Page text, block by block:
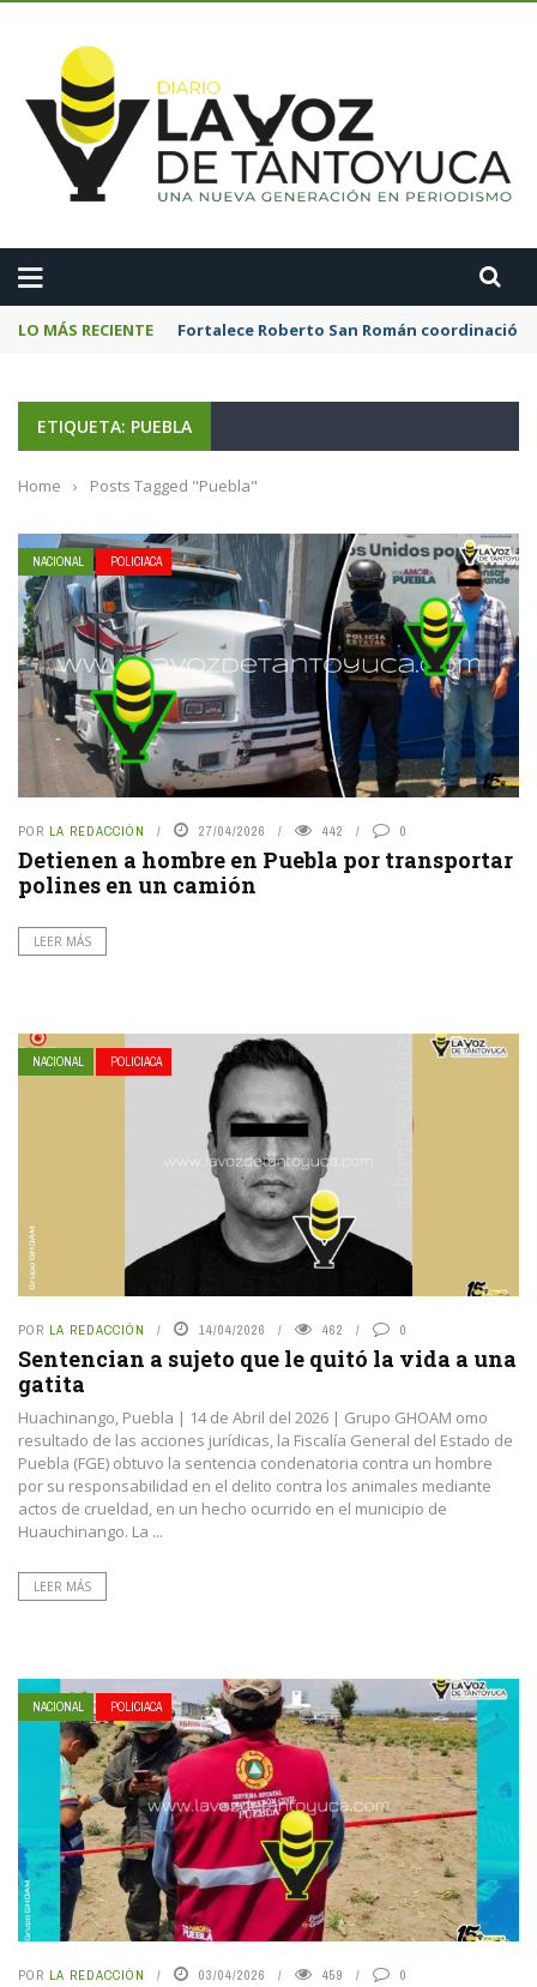
LO MÁS RECIENTE Fortalece Roberto San Román
ETIQUETA: PUEBLA
Home › Posts Tagged "Puebla"
NACIONAL POLICIACA
POR LA REDACCIÓN 27/04/2026 442 0
Detienen a hombre en Puebla por transportar
polines en un camión
LEER MÁS
NACIONAL POLICIACA
POR LA REDACCIÓN 14/04/2026 462 0
Sentencian a sujeto que le quitó la vida a una
gatita
Huachinango, Puebla | 14 de Abril del 2026 | Grupo GHOAM omo
resultado de las acciones jurídicas, la Fiscalía General del Estado de
Puebla (FGE) obtuvo la sentencia condenatoria contra un hombre
por su responsabilidad en el delito contra los animales mediante
actos de crueldad, en un hecho ocurrido en el municipio de
Huauchinango. La ...
LEER MÁS
NACIONAL POLICIACA
POR LA REDACCIÓN 03/04/2026 459 0